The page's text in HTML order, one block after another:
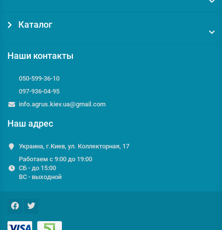
Каталог
Наши контакты
050-599-36-10
097-936-04-95
info.agrus.kiev.ua@gmail.com
Наш адрес
Украина, г.Киев, ул. Коллекторная, 17
Работаем с 9:00 до 19:00
СБ - до 15:00
ВС - выходной